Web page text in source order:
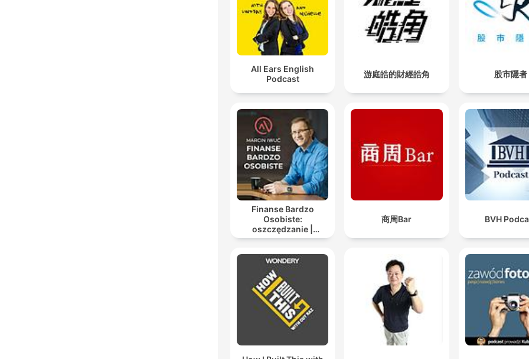
All Ears English
Podcast
游庭皓的財經皓角 股市隱者
Finanse Bardzo
Osobiste:
oszczędzanie |
inwestowanie |
życie
商周Bar BVH